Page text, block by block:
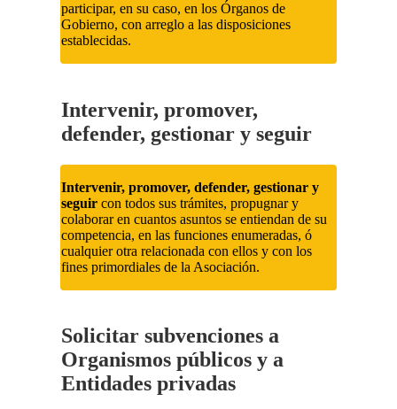
participar, en su caso, en los Órganos de
Gobierno, con arreglo a las disposiciones
establecidas.
Intervenir, promover,
defender, gestionar y seguir
Intervenir, promover, defender, gestionar y
seguir con todos sus trámites, propugnar y
colaborar en cuantos asuntos se entiendan de su
competencia, en las funciones enumeradas, ó
cualquier otra relacionada con ellos y con los
fines primordiales de la Asociación.
Solicitar subvenciones a
Organismos públicos y a
Entidades privadas